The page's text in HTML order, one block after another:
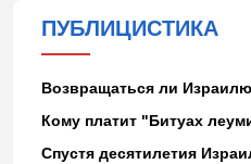
ПУБЛИЦИСТИКА
Возвращаться ли
Кому платит "Битуах
Спустя десятилетия